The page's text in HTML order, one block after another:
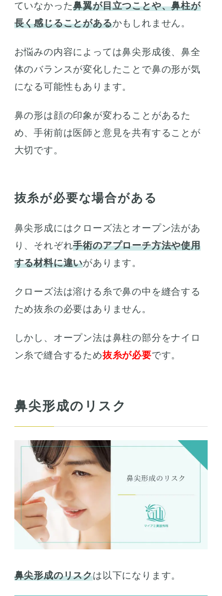
ていなかった鼻翼が目立つことや、鼻柱が
長く感じることがあるかもしれません。
お悩みの内容によっては鼻尖形成後、鼻全
体のバランスが変化したことで鼻の形が気
になる可能性もあります。
鼻の形は顔の印象が変わることがあるた
め、手術前は医師と意見を共有することが
大切です。
抜糸が必要な場合がある
鼻尖形成にはクローズ法とオープン法があ
り、それぞれ手術のアプローチ方法や使用
する材料に違いがあります。
クローズ法は溶ける糸で鼻の中を縫合する
ため抜糸の必要はありません。
しかし、オープン法は鼻柱の部分をナイロ
ン糸で縫合するため抜糸が必要です。
鼻尖形成のリスク
鼻尖形成のリスクは以下になります。